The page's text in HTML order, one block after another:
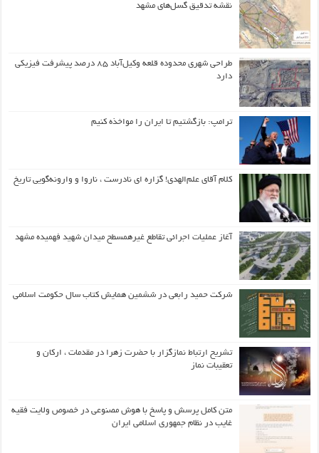
نقشه تدقیق گسل‌های مشهد
طراحی شهری محدوده قلعه وکیل‌آباد ۸۵ درصد پیشرفت فیزیکی
دارد
ترامپ: بازگشتیم تا ایران را مواخذه کنیم
کلام آقای علم‌الهدی! گزاره ای نادرست ، ناروا و وارونه‌گویی تاریخ
آغاز عملیات اجرائی تقاطع غیرهمسطح میدان شهید فهمیده مشهد
شرکت حمید رابعی در ششمین همایش کتاب سال حکومت اسلامی
تشریح ارتباط نمازگزار با حضرت زهرا در مقدمات ، ارکان و
تعقیبات نماز
متن کامل پرسش و پاسخ با هوش مصنوعی در خصوص ولایت فقیه
غایب در نظام جمهوری اسلامی ایران